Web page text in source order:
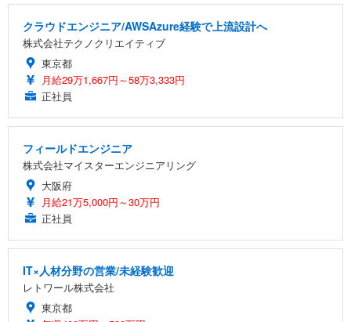
クラウドエンジニア/AWSAzure経験で上流設計へ
株式会社テクノクリエイティブ
東京都
月給29万1,667円～58万3,333円
正社員
フィールドエンジニア
株式会社マイスターエンジニアリング
大阪府
月給21万5,000円～30万円
正社員
IT×人材分野の営業/未経験歓迎
レトワール株式会社
東京都